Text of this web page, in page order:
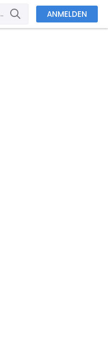
ANMELDEN